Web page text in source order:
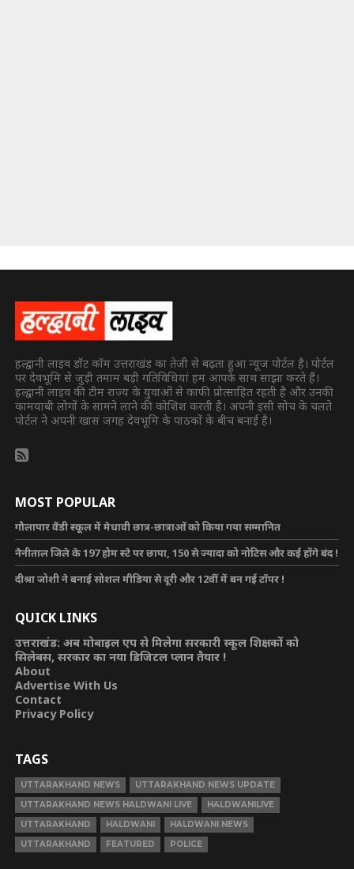
हल्द्वानी लाइव डॉट कॉम उत्तराखंड का तेजी से बढ़ता हुआ न्यूज पोर्टल है। पोर्टल
पर देवभूमि से जुड़ी तमाम बड़ी गतिविधियां हम आपके साथ साझा करते हैं।
हल्द्वानी लाइव की टीम राज्य के युवाओं से काफी प्रोत्साहित रहती है और उनकी
कामयाबी लोगों के सामने लाने की कोशिश करती है। अपनी इसी सोच के चलते
पोर्टल ने अपनी खास जगह देवभूमि के पाठकों के बीच बनाई है।
MOST POPULAR
गौलापार वैंडी स्कूल में मेधावी छात्र-छात्राओं को किया गया सम्मानित
नैनीताल जिले के 197 होम स्टे पर छापा, 150 से ज्यादा को नोटिस और कई होंगे बंद !
दीश्रा जोशी ने बनाई सोशल मीडिया से दूरी और 12वीं में बन गई टॉपर !
QUICK LINKS
उत्तराखंड: अब मोबाइल एप से मिलेगा सरकारी स्कूल शिक्षकों को
सिलेबस, सरकार का नया डिजिटल प्लान तैयार !
About
Advertise With Us
Contact
Privacy Policy
TAGS
UTTARAKHAND NEWS
UTTARAKHAND NEWS UPDATE
UTTARAKHAND NEWS HALDWANI LIVE
HALDWANILIVE
UTTARAKHAND
HALDWANI
HALDWANI NEWS
UTTARAKHAND
FEATURED POLICE